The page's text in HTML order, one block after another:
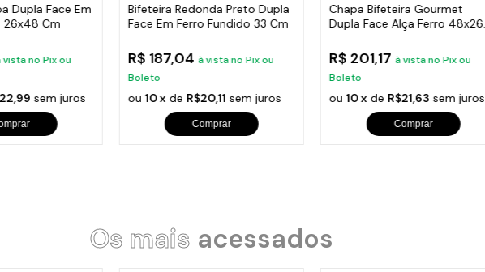
Dupla Face Em
26x48 Cm
vista no Pix ou
sem juros
Bifeteira Redonda Preto Dupla
Face Em Ferro Fundido 33 Cm
R$ 187,04 à vista no Pix ou
Boleto
ou10 x de R$20,11 sem juros
Comprar
Chapa Bifeteira Gourmet
Dupla Face Alça Ferro 48x26
R$ 201,17à vista no Pix ou
Boleto
ou10 x deR$21,63 sem juros
Comprar
Os mais acessados